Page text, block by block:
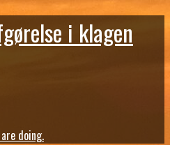
i klagen
doing.